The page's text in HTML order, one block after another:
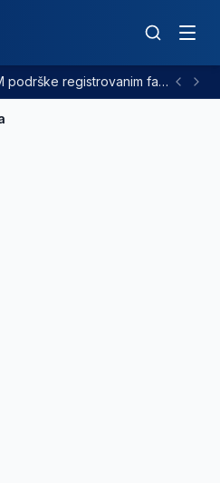
ZDK odobrio 2,38 miliona KM podrške registrovanim farmama goveda